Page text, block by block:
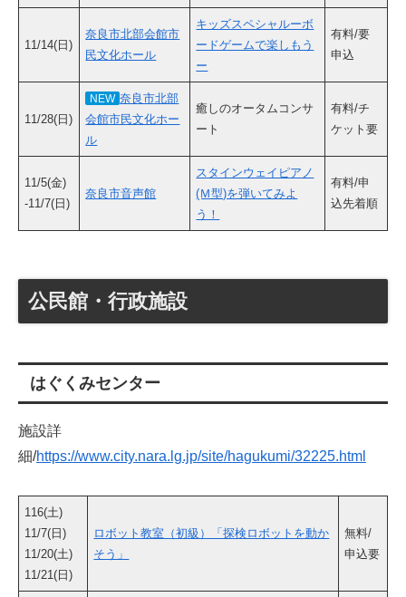
11/14(日)
奈良市北部会館市
民文化ホール
キッズスペシャルーボ
ードゲームで楽しもう
ー
有料/要
申込
11/28(日)
NEW 奈良市北部
会館市民文化ホー
ル
癒しのオータムコンサ
ート
有料/チ
ケット要
11/5(金)
-11/7(日)
奈良市音声館
スタインウェイピアノ
(Ｍ型)を弾いてみよ
う！
有料/申
込先着順
公民館・行政施設
はぐくみセンター
施設詳
細/https://www.city.nara.lg.jp/site/hagukumi/32225.html
116(土)
11/7(日)
11/20(土)
11/21(日)
ロボット教室（初級）「探検ロボットを動か
そう」
無料/
申込要